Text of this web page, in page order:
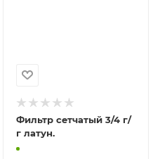
Фильтр сетчатый 3/4 г/
г латун.